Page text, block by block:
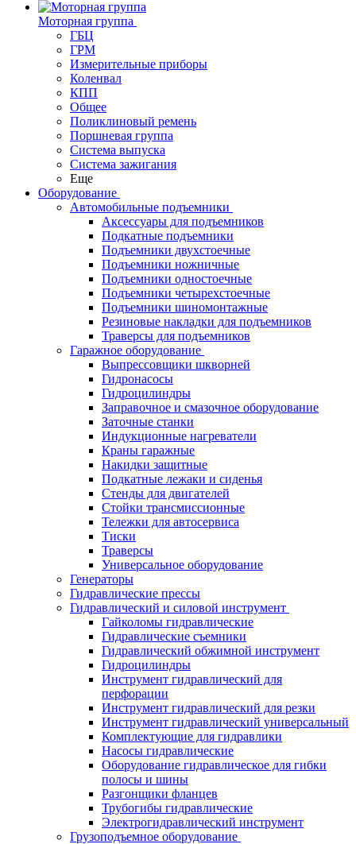
Моторная группа
ГБЦ
ГРМ
Измерительные приборы
Коленвал
КПП
Общее
Поликлиновый ремень
Поршневая группа
Система выпуска
Система зажигания
Еще
Оборудование
Автомобильные подъемники
Аксессуары для подъемников
Подкатные подъемники
Подъемники двухстоечные
Подъемники ножничные
Подъемники одностоечные
Подъемники четырехстоечные
Подъемники шиномонтажные
Резиновые накладки для подъемников
Траверсы для подъемников
Гаражное оборудование
Выпрессовщики шкворней
Гидронасосы
Гидроцилиндры
Заправочное и смазочное оборудование
Заточные станки
Индукционные нагреватели
Краны гаражные
Накидки защитные
Подкатные лежаки и сиденья
Стенды для двигателей
Стойки трансмиссионные
Тележки для автосервиса
Тиски
Траверсы
Универсальное оборудование
Генераторы
Гидравлические прессы
Гидравлический и силовой инструмент
Гайколомы гидравлические
Гидравлические съемники
Гидравлический обжимной инструмент
Гидроцилиндры
Инструмент гидравлический для
перфорации
Инструмент гидравлический для резки
Инструмент гидравлический универсальный
Комплектующие для гидравлики
Насосы гидравлические
Оборудование гидравлическое для гибки
полосы и шины
Разгонщики фланцев
Трубогибы гидравлические
Электрогидравлический инструмент
Грузоподъемное оборудование